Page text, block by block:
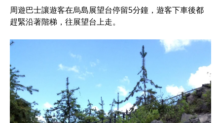
周遊巴士讓遊客在烏島展望台停留5分鐘，遊客下車後都
趕緊沿著階梯，往展望台上走。